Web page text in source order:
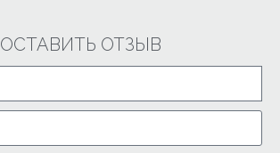
ОСТАВИТЬ ОТЗЫВ